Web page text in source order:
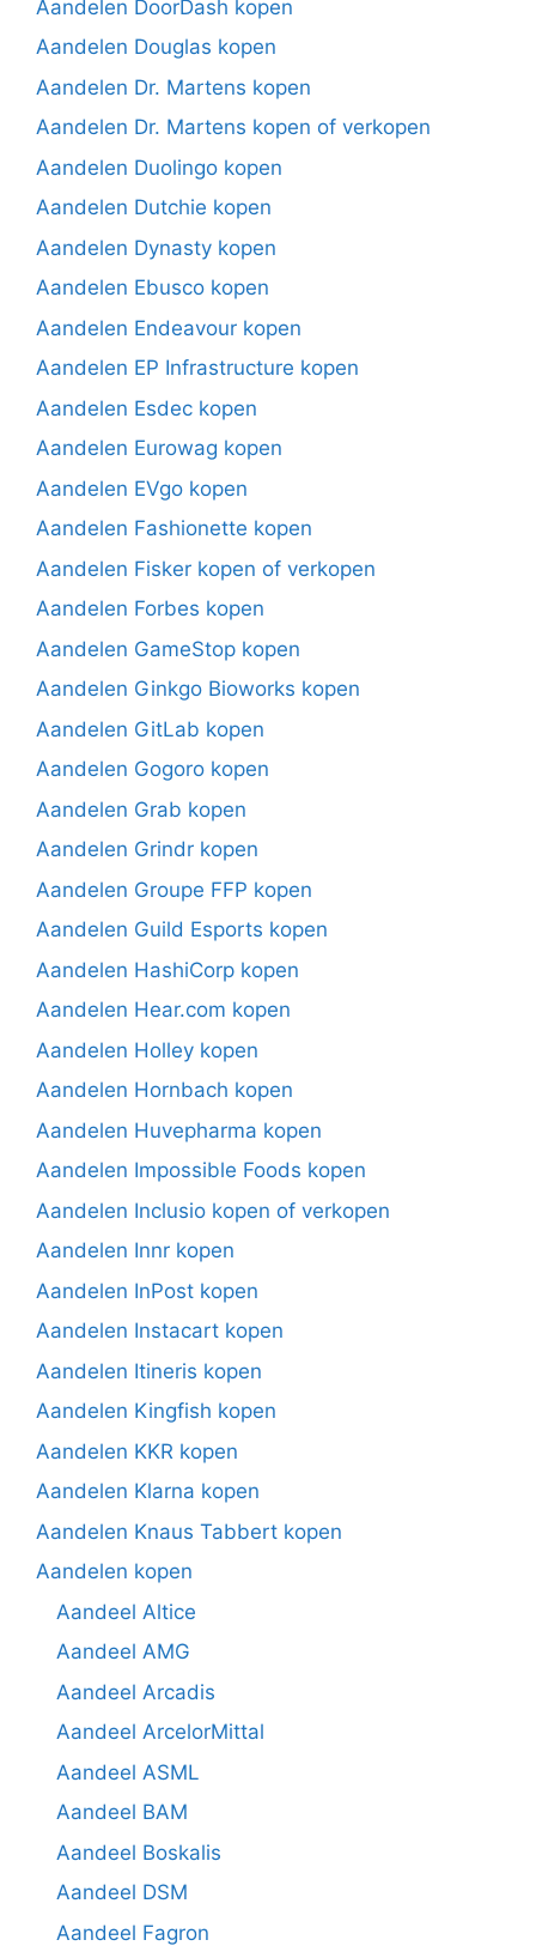
Aandelen DoorDash kopen
Aandelen Douglas kopen
Aandelen Dr. Martens kopen
Aandelen Dr. Martens kopen of verkopen
Aandelen Duolingo kopen
Aandelen Dutchie kopen
Aandelen Dynasty kopen
Aandelen Ebusco kopen
Aandelen Endeavour kopen
Aandelen EP Infrastructure kopen
Aandelen Esdec kopen
Aandelen Eurowag kopen
Aandelen EVgo kopen
Aandelen Fashionette kopen
Aandelen Fisker kopen of verkopen
Aandelen Forbes kopen
Aandelen GameStop kopen
Aandelen Ginkgo Bioworks kopen
Aandelen GitLab kopen
Aandelen Gogoro kopen
Aandelen Grab kopen
Aandelen Grindr kopen
Aandelen Groupe FFP kopen
Aandelen Guild Esports kopen
Aandelen HashiCorp kopen
Aandelen Hear.com kopen
Aandelen Holley kopen
Aandelen Hornbach kopen
Aandelen Huvepharma kopen
Aandelen Impossible Foods kopen
Aandelen Inclusio kopen of verkopen
Aandelen Innr kopen
Aandelen InPost kopen
Aandelen Instacart kopen
Aandelen Itineris kopen
Aandelen Kingfish kopen
Aandelen KKR kopen
Aandelen Klarna kopen
Aandelen Knaus Tabbert kopen
Aandelen kopen
Aandeel Altice
Aandeel AMG
Aandeel Arcadis
Aandeel ArcelorMittal
Aandeel ASML
Aandeel BAM
Aandeel Boskalis
Aandeel DSM
Aandeel Fagron